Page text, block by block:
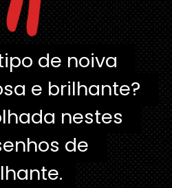
de noiva
e brilhante?
nestes
de
de noiva
e brilhante?
nestes
de